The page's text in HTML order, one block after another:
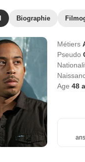
Biographie
Métiers
Pseudo
Age 48